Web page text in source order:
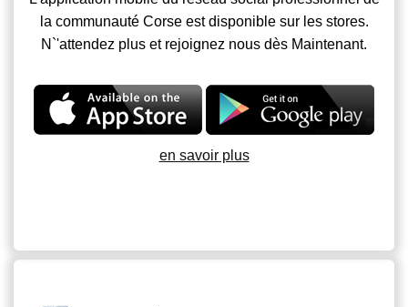
la communauté Corse est disponible sur les stores.
N`'attendez plus et rejoignez nous dès Maintenant.
en savoir plus